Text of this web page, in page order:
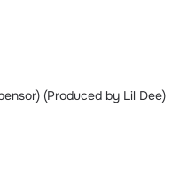
(Produced by Lil Dee)